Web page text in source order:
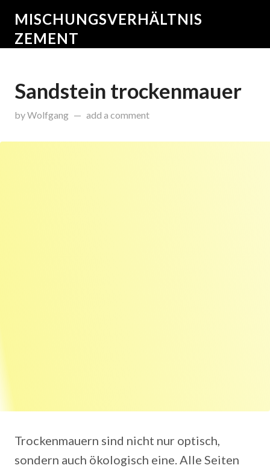
MISCHUNGSVERHÄLTNIS
ZEMENT
Sandstein trockenmauer
byWolfgang onDezember 17, 2015
add a comment
Trockenmauern sind nicht nur optisch,
sondern auch ökologisch eine. Alle Seiten